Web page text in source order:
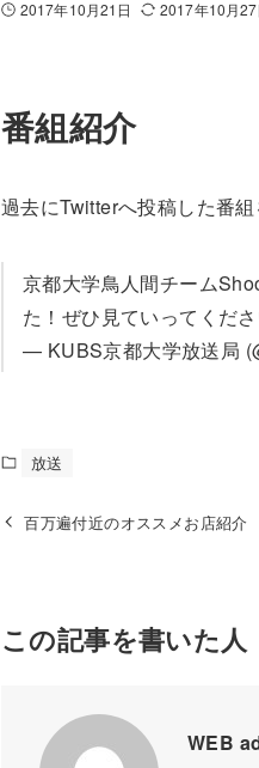
2017年10月21日 2017年10月27
番組紹介
過去にTwitterへ投稿した番組
京都大学鳥人間チーム
た！ぜひ見ていってくださ
— KUBS京都大学放送局
放送
百万遍付近のオススメお店紹介
この記事を書いた人
WEB